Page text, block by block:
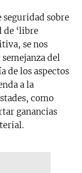
seguridad sobre
de ‘libre
se nos
del
de los aspectos
a la
como
ganancias